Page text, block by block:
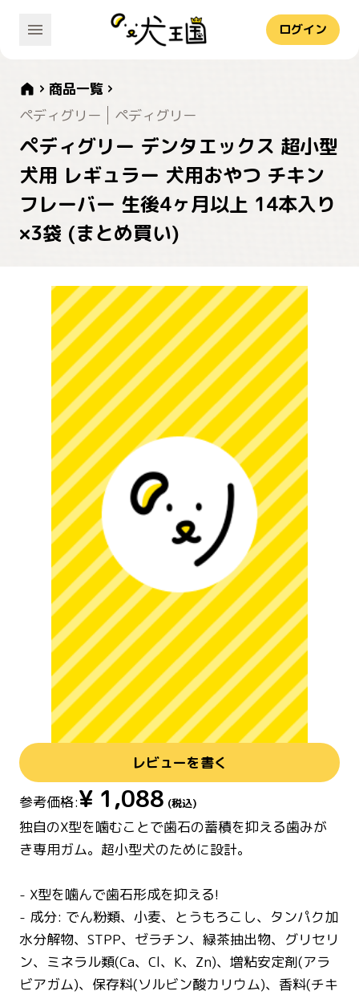
ログイン
商品一覧
ペディグリー
ペディグリー
ペディグリー デンタエックス 超小型
犬用 レギュラー 犬用おやつ チキン
フレーバー 生後4ヶ月以上 14本入り
×3袋 (まとめ買い)
レビューを書く
参考価格:¥ 1,088 (税込)
独自のX型を噛むことで歯石の蓄積を抑える歯みが
き専用ガム。超小型犬のために設計。
- X型を噛んで歯石形成を抑える!
- 成分: でん粉類、小麦、とうもろこし、タンパク加
水分解物、STPP、ゼラチン、緑茶抽出物、グリセリ
ン、ミネラル類(Ca、Cl、K、Zn)、増粘安定剤(アラ
ビアガム)、保存料(ソルビン酸カリウム)、香料(チキ